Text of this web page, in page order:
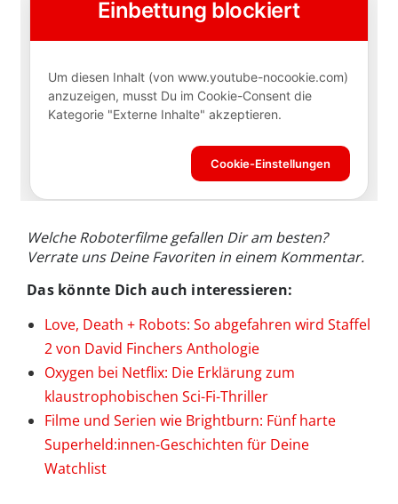
Welche Roboterfilme gefallen Dir am besten?
Verrate uns Deine Favoriten in einem Kommentar.
Das könnte Dich auch interessieren:
Love, Death + Robots: So abgefahren wird Staffel
2 von David Finchers Anthologie
Oxygen bei Netflix: Die Erklärung zum
klaustrophobischen Sci-Fi-Thriller
Filme und Serien wie Brightburn: Fünf harte
Superheld:innen-Geschichten für Deine
Watchlist